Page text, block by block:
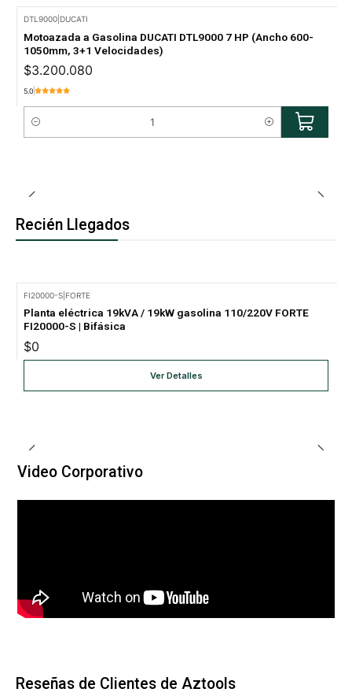
DTL9000 DUCATI
Motoazada a Gasolina DUCATI DTL9000 7 HP (Ancho 600-
1050mm, 3+1 Velocidades)
$3.200.080
5.0
Cantidad
Recién Llegados
FI20000-S FORTE
Planta eléctrica 19kVA / 19kW gasolina 110/220V FORTE
FI20000-S | Bifásica
$0
Ver Detalles
Video Corporativo
Reseñas de Clientes de Aztools